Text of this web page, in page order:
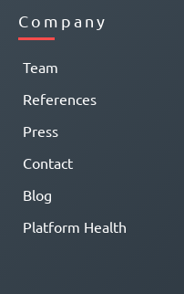
Company
Team
References
Press
Contact
Blog
Platform Health